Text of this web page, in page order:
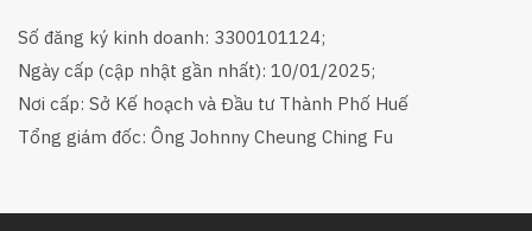
Số đăng ký kinh doanh: 3300101124;
Ngày cấp (cập nhật gần nhất): 10/01/2025;
Nơi cấp: Sở Kế hoạch và Đầu tư Thành Phố Huế
Tổng giám đốc: Ông Johnny Cheung Ching Fu